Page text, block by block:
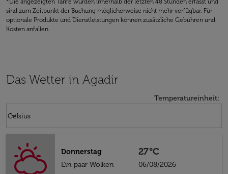
*Die angezeigten Tarife wurden innerhalb der letzten 48 Stunden erfasst und
sind zum Zeitpunkt der Buchung möglicherweise nicht mehr verfügbar. Für
optionale Produkte und Dienstleistungen können zusätzliche Gebühren und
Kosten anfallen.
Das Wetter in Agadir
Temperatureinheit:
Celsius
keyboard_arrow_down
Donnerstag
Ein paar Wolken
27°C
06/08/2026